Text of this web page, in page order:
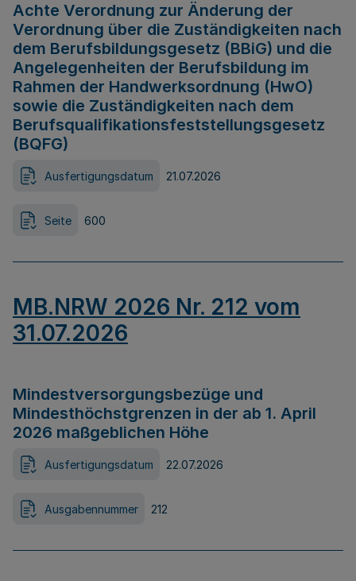
Achte Verordnung zur Änderung der
Verordnung über die Zuständigkeiten nach
dem Berufsbildungsgesetz (BBiG) und die
Angelegenheiten der Berufsbildung im
Rahmen der Handwerksordnung (HwO)
sowie die Zuständigkeiten nach dem
Berufsqualifikationsfeststellungsgesetz
(BQFG)
Ausfertigungsdatum 21.07.2026
Seite 600
MB.NRW 2026 Nr. 212 vom
31.07.2026
Mindestversorgungsbezüge und
Mindesthöchstgrenzen in der ab 1. April
2026 maßgeblichen Höhe
Ausfertigungsdatum 22.07.2026
Ausgabennummer 212